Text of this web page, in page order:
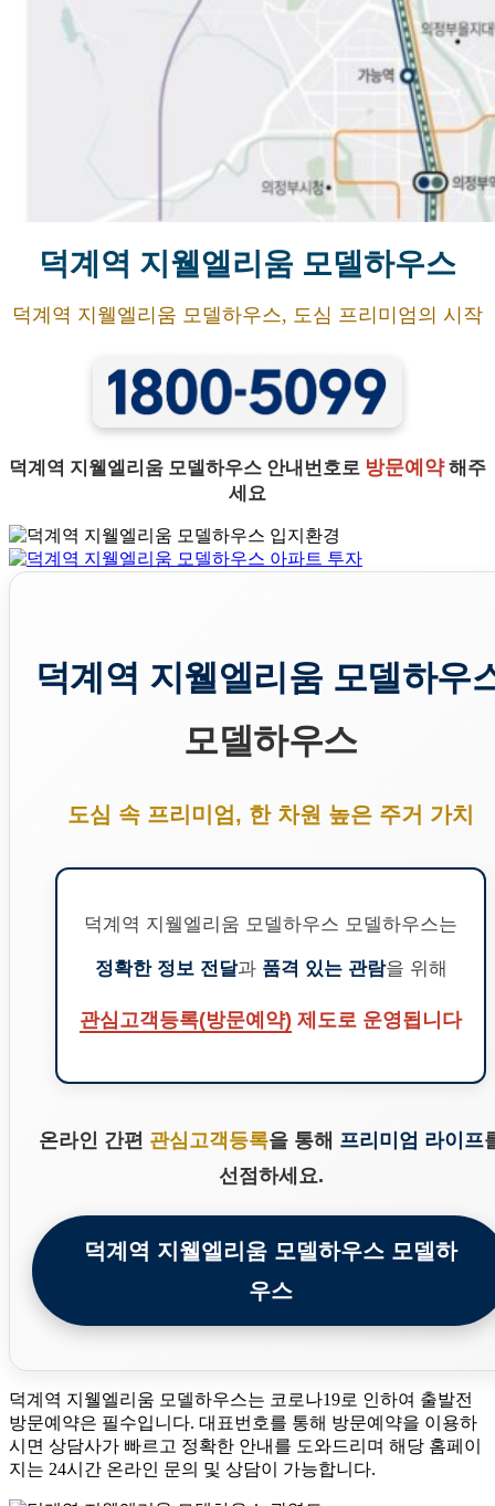
덕계역 지웰엘리움 모델하우스
덕계역 지웰엘리움 모델하우스, 도심 프리미엄의 시작
덕계역 지웰엘리움 모델하우스 안내번호로 방문예약해주
세요
덕계역 지웰엘리움 모델하우
모델하우스
도심 속 프리미엄, 한 차원 높은 주거 가치
덕계역 지웰엘리움 모델하우스 모델하우스는
정확한 정보 전달과 품격 있는 관람을 위해
관심고객등록(방문예약) 제도로 운영됩니다
온라인 간편 관심고객등록을 통해 프리미엄 라이프
선점하세요.
덕계역 지웰엘리움 모델하우스 모델하
우스
덕계역 지웰엘리움 모델하우스는 코로나19로 인하여 출발전
방문예약은 필수입니다. 대표번호를 통해 방문예약을 이용하
시면 상담사가 빠르고 정확한 안내를 도와드리며 해당 홈페이
지는 24시간 온라인 문의 및 상담이 가능합니다.